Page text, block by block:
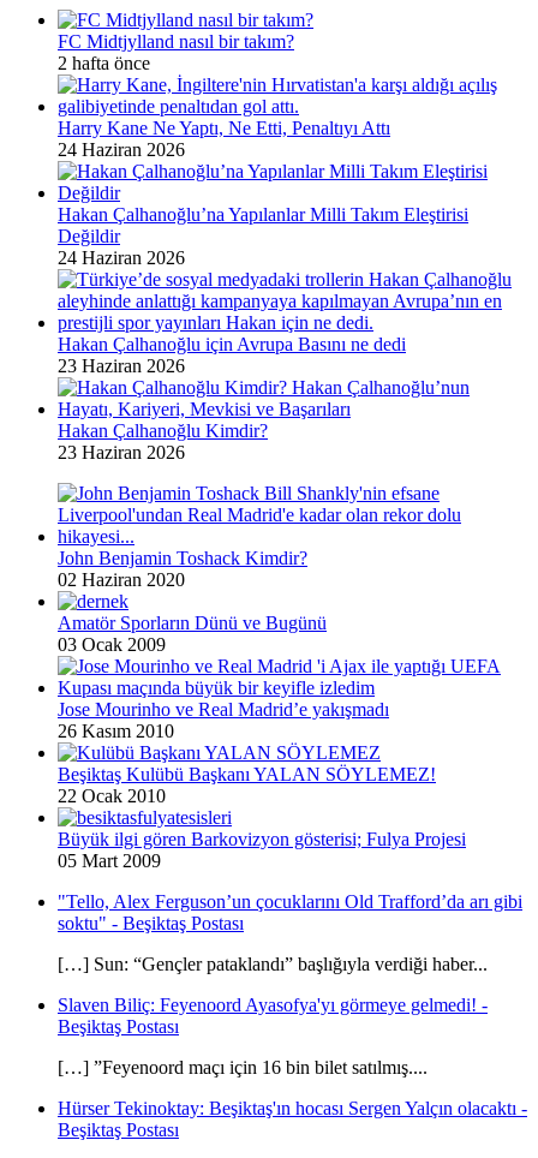
FC Midtjylland nasıl bir takım?
2 hafta önce
Harry Kane Ne Yaptı, Ne Etti, Penaltıyı Attı
24 Haziran 2026
Hakan Çalhanoğlu’na Yapılanlar Milli Takım Eleştirisi
Değildir
24 Haziran 2026
Hakan Çalhanoğlu için Avrupa Basını ne dedi
23 Haziran 2026
Hakan Çalhanoğlu Kimdir?
23 Haziran 2026
John Benjamin Toshack Kimdir?
02 Haziran 2020
Amatör Sporların Dünü ve Bugünü
03 Ocak 2009
Jose Mourinho ve Real Madrid’e yakışmadı
26 Kasım 2010
Beşiktaş Kulübü Başkanı YALAN SÖYLEMEZ!
22 Ocak 2010
Büyük ilgi gören Barkovizyon gösterisi; Fulya Projesi
05 Mart 2009
"Tello, Alex Ferguson’un çocuklarını Old Trafford’da arı gibi
soktu" - Beşiktaş Postası
[…] Sun: “Gençler pataklandı” başlığıyla verdiği haber...
Slaven Biliç: Feyenoord Ayasofya'yı görmeye gelmedi! -
Beşiktaş Postası
[…] ”Feyenoord maçı için 16 bin bilet satılmış....
Hürser Tekinoktay: Beşiktaş'ın hocası Sergen Yalçın olacaktı -
Beşiktaş Postası